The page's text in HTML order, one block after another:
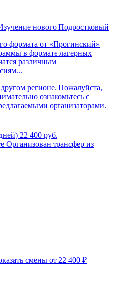
нового Подростковый
формата от «Прогинский»
в формате лагерных
различным
регионе. Пожалуйста,
ознакомьтесь с
организаторами.
22 400 руб.
Организован трансфер из
смены от 22 400 ₽